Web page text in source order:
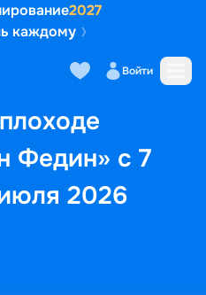
2027
каждому
Войти
Федин» с 7
2026
кают Маршрут и